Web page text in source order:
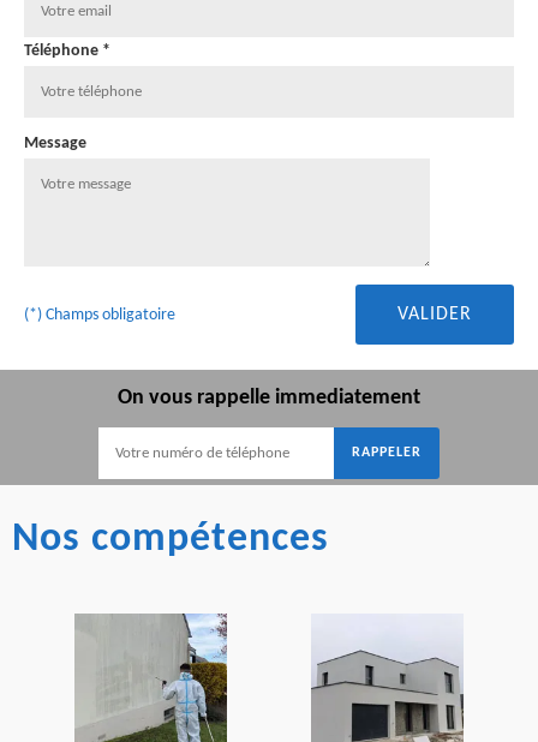
Téléphone *
Message
(*) Champs obligatoire
On vous rappelle immediatement
Nos compétences